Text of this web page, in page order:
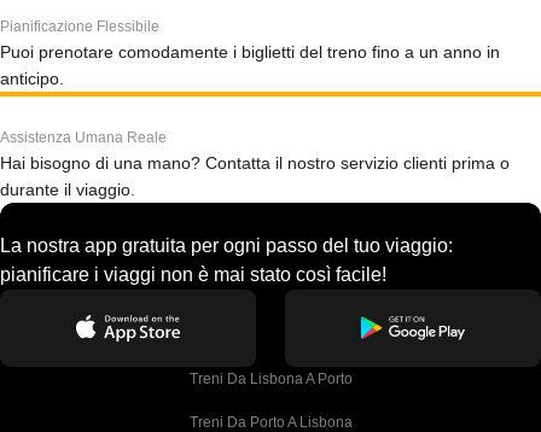
Pianificazione Flessibile
Puoi prenotare comodamente i biglietti del treno fino a un anno in
anticipo.
Assistenza Umana Reale
Hai bisogno di una mano? Contatta il nostro servizio clienti prima o
durante il viaggio.
La nostra app gratuita per ogni passo del tuo viaggio:
pianificare i viaggi non è mai stato così facile!
Treni Da Lisbona A Porto
Treni Da Porto A Lisbona